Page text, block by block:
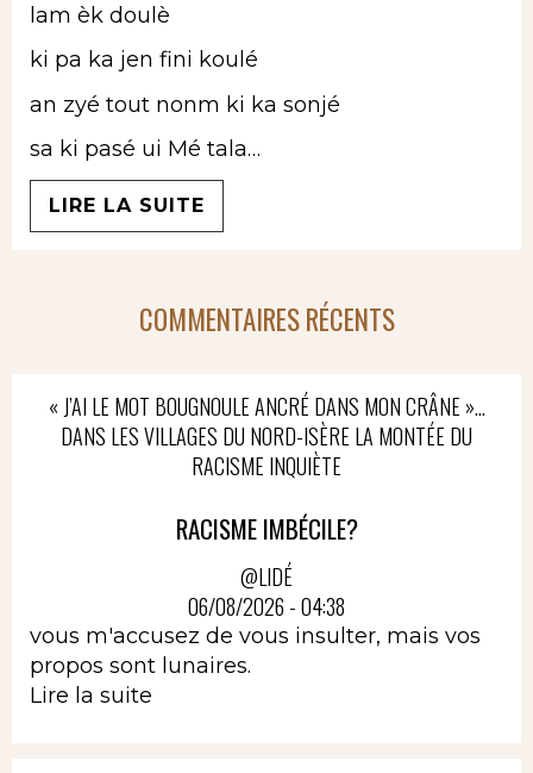
lam èk doulè
ki pa ka jen fini koulé
an zyé tout nonm ki ka sonjé
sa ki pasé ui Mé tala…
LIRE LA SUITE
COMMENTAIRES RÉCENTS
« J’AI LE MOT BOUGNOULE ANCRÉ DANS MON CRÂNE »…
DANS LES VILLAGES DU NORD-ISÈRE LA MONTÉE DU
RACISME INQUIÈTE
RACISME IMBÉCILE?
@LIDÉ
06/08/2026 - 04:38
vous m'accusez de vous insulter, mais vos
propos sont lunaires.
Lire la suite